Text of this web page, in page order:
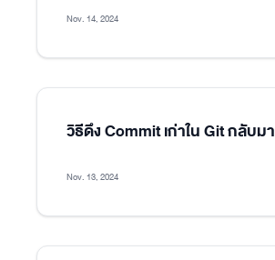
Nov. 14, 2024
วิธีดึง Commit เก่าใน Git กลับมา
Nov. 13, 2024